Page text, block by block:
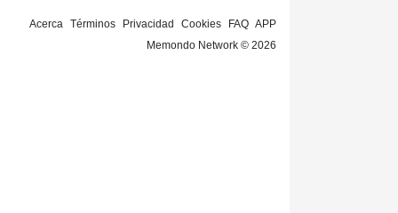
Acerca Términos Privacidad Cookies FAQ APP
Memondo Network © 2026